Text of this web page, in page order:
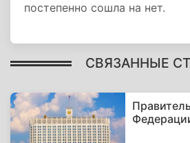
постепенно сошла на нет.
СВЯЗАННЫЕ